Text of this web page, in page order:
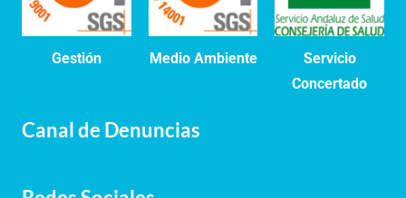
Gestión Medio Ambiente
Servicio
Concertado
Canal de Denuncias